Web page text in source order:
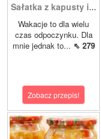
Sałatka z kapusty i...
Wakacje to dla wielu
czas odpoczynku. Dla
mnie jednak to... ⇖ 279
Zobacz przepis!